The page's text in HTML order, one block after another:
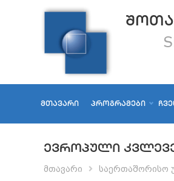
ᲛᲗᲐᲕᲐᲠᲘ ᲞᲠᲝᲒᲠᲐᲛᲔᲑᲘ
ᲔᲕᲠᲝᲞᲣᲚᲘ
მთავარი საერთაშორისო